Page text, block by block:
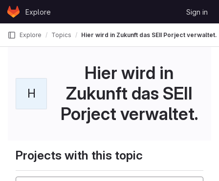
Skip to content
GitLabExplore Sign in
Explore Topics Hier wird in Zukunft das SEII Porject verwaltet.
H
Hier wird in
Zukunft das SEII
Porject verwaltet.
Projects with this topic